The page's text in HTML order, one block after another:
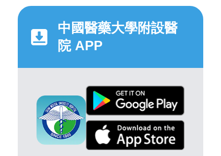
中國醫藥大學附設醫
院 APP